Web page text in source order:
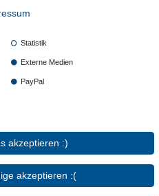
:100%
°C:50%
geeignet:
Ethanol
Lauge
Luft (bis 70°C)
Luft ), Leitungswasser
Statistik
Externe Medien
PayPal
akzeptieren :)
akzeptieren :(